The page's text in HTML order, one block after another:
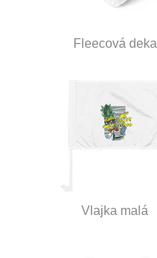
Fleecová deka
Vlajka malá